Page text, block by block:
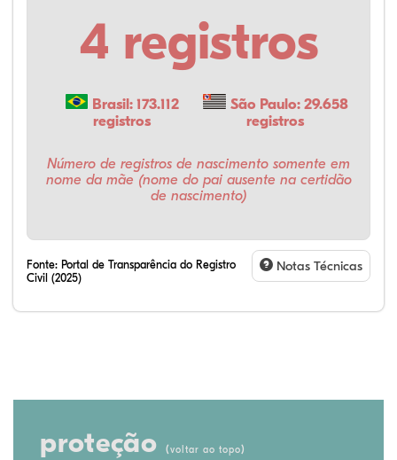
4 registros
Brasil: 173.112
registros
São Paulo: 29.658
registros
Número de registros de nascimento somente em
nome da mãe (nome do pai ausente na certidão
de nascimento)
Fonte: Portal de Transparência do Registro
Civil (2025)
Notas Técnicas
proteção (voltar ao topo)